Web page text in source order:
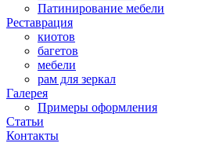
Патинирование мебели
Реставрация
киотов
багетов
мебели
рам для зеркал
Галерея
Примеры оформления
Статьи
Контакты